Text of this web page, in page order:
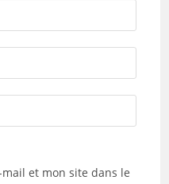
et mon site dans le